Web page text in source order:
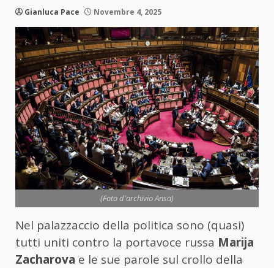
Gianluca Pace Novembre 4, 2025
(Foto d'archivio Ansa)
Nel palazzaccio della politica sono (quasi)
tutti uniti contro la portavoce russa Marija
Zacharova e le sue parole sul crollo della